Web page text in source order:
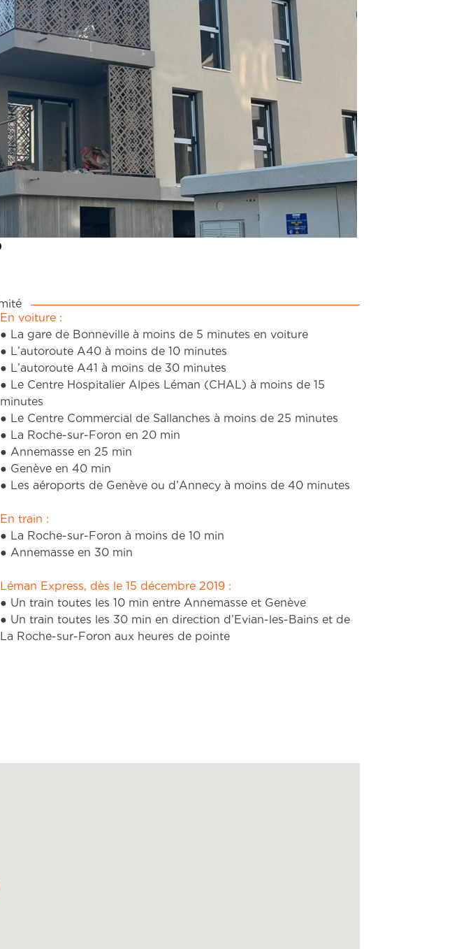
● L’autoroute A40 à moins de 10 minutes
● L’autoroute A41 à moins de 30 minutes
● Le Centre Hospitalier Alpes Léman (CHAL) à moins de 15
minutes
● Le Centre Commercial de Sallanches à moins de 25 minutes
● La Roche-sur-Foron en 20 min
● Annemasse en 25 min
● Genève en 40 min
● Les aéroports de Genève ou d’Annecy à moins de 40 minutes
En train :
● Annemasse en 30 min
Léman Express, dès le 15 décembre 2019 :
● Un train toutes les 30 min en direction d’Evian-les-Bains et de
La Roche-sur-Foron aux heures de pointe